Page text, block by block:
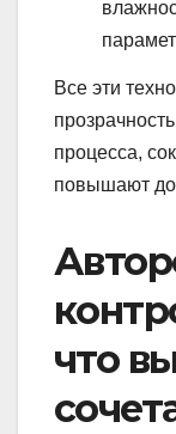
Все эти
процесса,
повышают
что